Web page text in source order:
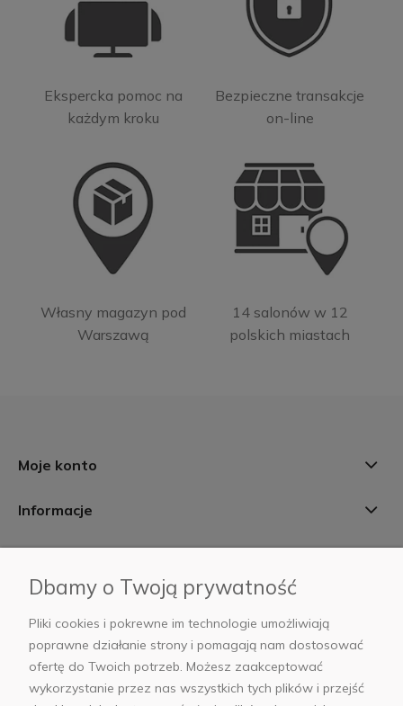
Ekspercka pomoc na
każdym kroku
Bezpieczne transakcje
on-line
Własny magazyn pod
Warszawą
14 salonów w 12
polskich miastach
Moje konto
Informacje
AB Foto
sklep@abfoto.pl
Dbamy o Twoją prywatność
Pliki cookies i pokrewne im technologie umożliwiają
poprawne działanie strony i pomagają nam dostosować
ofertę do Twoich potrzeb. Możesz zaakceptować
wykorzystanie przez nas wszystkich tych plików i przejść